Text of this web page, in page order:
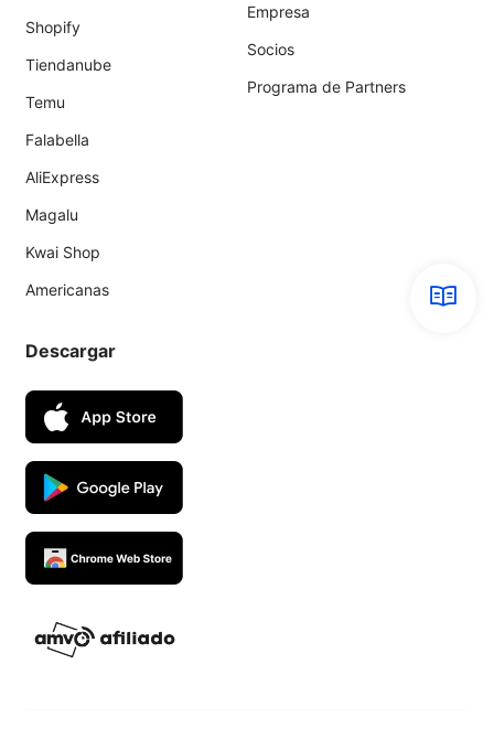
Shopify
Tiendanube
Temu
Falabella
AliExpress
Magalu
Kwai Shop
Americanas
Empresa
Socios
Programa de Partners
Descargar